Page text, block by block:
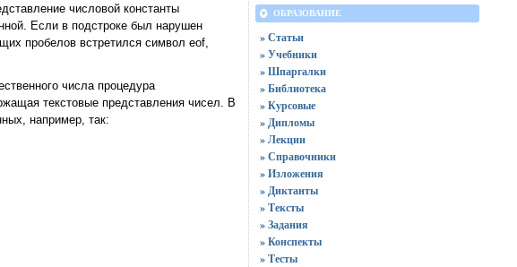
числовой константы
Если в подстроке был нарушен
пробелов встретился символ eof,
числа процедура
текстовые представления чисел. В
например, так:
ОБРАЗОВАНИЕ
» Статьи
» Учебники
» Шпаргалки
» Библиотека
» Курсовые
» Дипломы
» Лекции
» Справочники
» Изложения
» Диктанты
» Тексты
» Задания
» Конспекты
» Тесты